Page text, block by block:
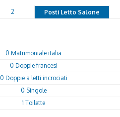
2 Posti Letto Salone
0 Matrimoniale italia
0 Doppie francesi
0 Doppie a letti incrociati
0 Singole
1 Toilette